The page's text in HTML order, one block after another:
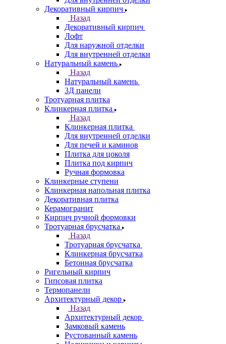
Декоративный кирпич
Назад
Декоративный кирпич
Лофт
Для наружной отделки
Для внутренней отделки
Натуральный камень
Назад
Натуральный камень
3Д панели
Тротуарная плитка
Клинкерная плитка
Назад
Клинкерная плитка
Для внутренней отделки
Для печей и каминов
Плитка для цоколя
Плитка под кирпич
Ручная формовка
Клинкерные ступени
Клинкерная напольная плитка
Декоративная плитка
Керамогранит
Кирпич ручной формовки
Тротуарная брусчатка
Назад
Тротуарная брусчатка
Клинкерная брусчатка
Бетонная брусчатка
Ригельный кирпич
Гипсовая плитка
Термопанели
Архитектурный декор
Назад
Архитектурный декор
Замковый камень
Рустованный камень